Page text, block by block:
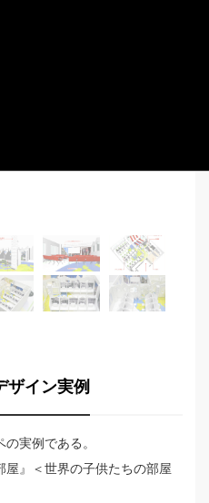
。証券取引所をイメージ。
ザイン実例
実例である。
屋』＜世界の子供たちの部屋